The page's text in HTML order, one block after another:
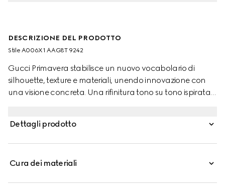
DESCRIZIONE DEL PRODOTTO
Stile ‎A006X1 AAG8T 9242
Gucci Primavera stabilisce un nuovo vocabolario di
silhouette, texture e materiali, unendo innovazione con
una visione concreta. Una rifinitura tono su tono ispirata
pelle matelassé verticale e l'hardware con finitura doppia
Dettagli prodotto
Cura dei materiali